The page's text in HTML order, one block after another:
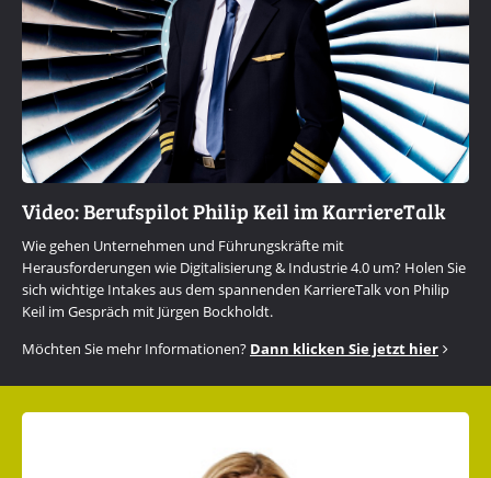
Video: Berufspilot Philip Keil im KarriereTalk
Wie gehen Unternehmen und Führungskräfte mit
Herausforderungen wie Digitalisierung & Industrie 4.0 um? Holen Sie
sich wichtige Intakes aus dem spannenden KarriereTalk von Philip
Keil im Gespräch mit Jürgen Bockholdt.
Möchten Sie mehr Informationen? Dann klicken Sie jetzt hier